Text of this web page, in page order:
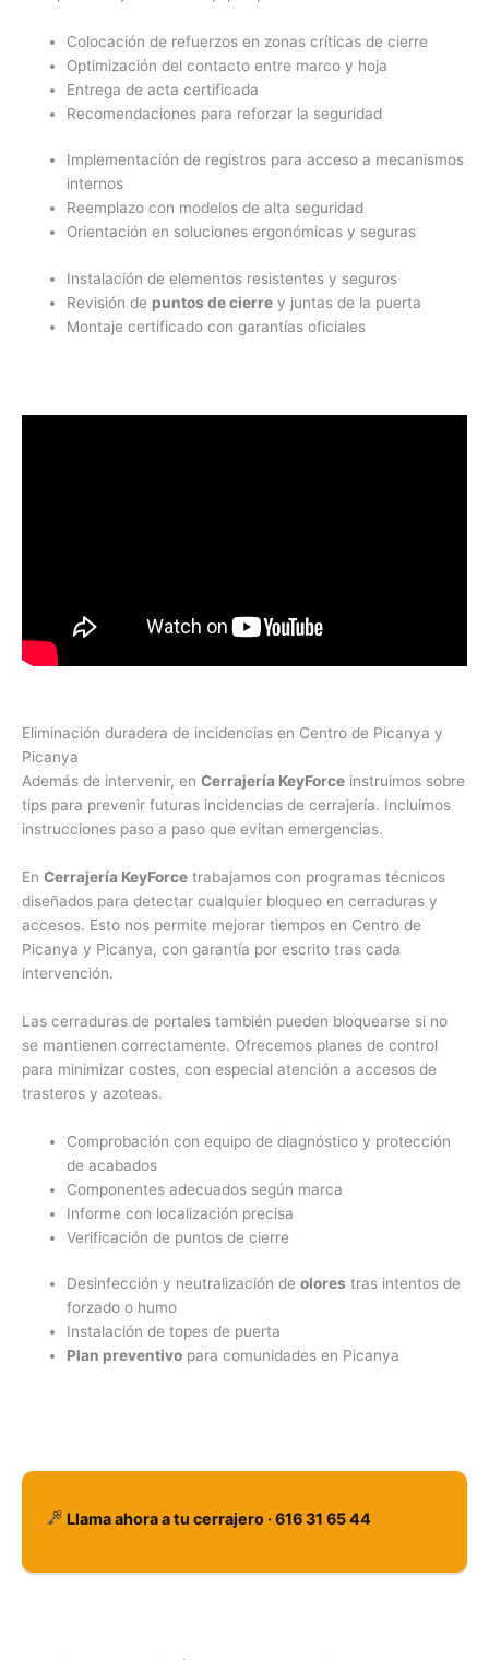
Colocación de refuerzos en zonas críticas de cierre
Optimización del contacto entre marco y hoja
Entrega de acta certificada
Recomendaciones para reforzar la seguridad
Implementación de registros para acceso a mecanismos
internos
Reemplazo con modelos de alta seguridad
Orientación en soluciones ergonómicas y seguras
Instalación de elementos resistentes y seguros
Revisión de puntos de cierre y juntas de la puerta
Montaje certificado con garantías oficiales
Eliminación duradera de incidencias en Centro de Picanya y
Picanya
Además de intervenir, en Cerrajería KeyForce instruimos sobre
tips para prevenir futuras incidencias de cerrajería. Incluimos
instrucciones paso a paso que evitan emergencias.
En Cerrajería KeyForce trabajamos con programas técnicos
diseñados para detectar cualquier bloqueo en cerraduras y
accesos. Esto nos permite mejorar tiempos en Centro de
Picanya y Picanya, con garantía por escrito tras cada
intervención.
Las cerraduras de portales también pueden bloquearse si no
se mantienen correctamente. Ofrecemos planes de control
para minimizar costes, con especial atención a accesos de
trasteros y azoteas.
Comprobación con equipo de diagnóstico y protección
de acabados
Componentes adecuados según marca
Informe con localización precisa
Verificación de puntos de cierre
Desinfección y neutralización deolores tras intentos de
forzado o humo
Instalación de topes de puerta
Plan preventivo para comunidades en Picanya
Llama ahora a tu cerrajero · 616 31 65 44